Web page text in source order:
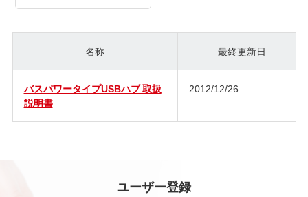
名称 最終更新日
バスパワータイプUSBハブ 取扱
説明書
2012/12/26
ユーザー登録